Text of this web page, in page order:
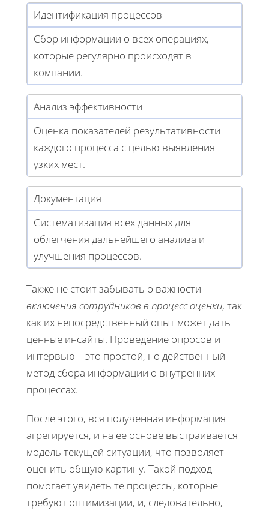
Идентификация процессов
Сбор информации о всех операциях,
которые регулярно происходят в
компании.
Анализ эффективности
Оценка показателей результативности
каждого процесса с целью выявления
узких мест.
Документация
Систематизация всех данных для
облегчения дальнейшего анализа и
улучшения процессов.
Также не стоит забывать о важности
включения сотрудников в процесс оценки, так
как их непосредственный опыт может дать
ценные инсайты. Проведение опросов и
интервью – это простой, но действенный
метод сбора информации о внутренних
процессах.
После этого, вся полученная информация
агрегируется, и на ее основе выстраивается
модель текущей ситуации, что позволяет
оценить общую картину. Такой подход
помогает увидеть те процессы, которые
требуют оптимизации, и, следовательно,